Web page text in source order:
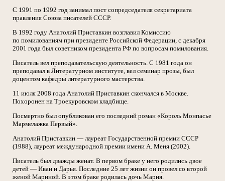
С 1991 по 1992 год занимал пост сопредседателя секретариата
правления Союза писателей СССР.
В 1992 году Анатолий Приставкин возглавил Комиссию
по помилованиям при президенте Российской Федерации, с декабря
2001 года был советником президента РФ по вопросам помилования.
Писатель вел преподавательскую деятельность. С 1981 года он
преподавал в Литературном институте, вел семинар прозы, был
доцентом кафедры литературного мастерства.
11 июля 2008 года Анатолий Приставкин скончался в Москве.
Похоронен на Троекуровском кладбище.
Посмертно был опубликован его последний роман «Король Монпасье
Мармелажка Первый».
Анатолий Приставкин — лауреат Государственной премии СССР
(1988), лауреат международной премии имени А. Меня (2002).
Писатель был дважды женат. В первом браке у него родились двое
детей — Иван и Дарья. Последние 25 лет жизни он провел со второй
женой Мариной. В этом браке родилась дочь Мария.